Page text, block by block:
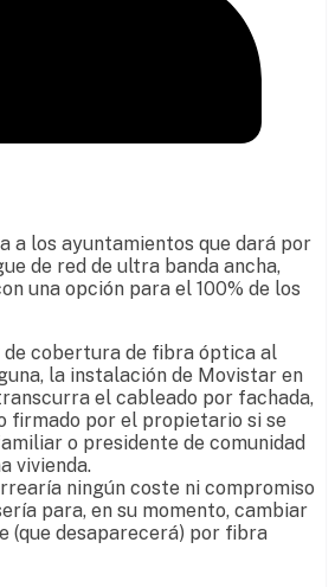
a los ayuntamientos que dará por
de red de ultra banda ancha,
una opción para el 100% de los
de cobertura de fibra óptica al
la instalación de Movistar en
el cableado por fachada,
firmado por el propietario si se
o presidente de comunidad
vivienda.
ningún coste ni compromiso
para, en su momento, cambiar
(que desaparecerá) por fibra